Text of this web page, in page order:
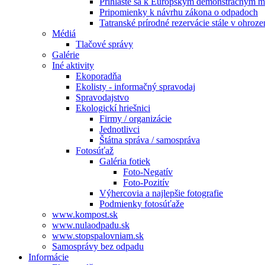
Pripomienky k návrhu zákona o odpadoch
Tatranské prírodné rezervácie stále v
Médiá
Tlačové správy
Galérie
Iné aktivity
Ekoporadňa
Ekolisty - informačný spravodaj
Spravodajstvo
Ekologickí hriešnici
Firmy / organizácie
Jednotlivci
Štátna správa / samospráva
Fotosúťaž
Galéria fotiek
Foto-Negatív
Foto-Pozitív
Výhercovia a najlepšie fotografie
Podmienky fotosúťaže
www.kompost.sk
www.nulaodpadu.sk
www.stopspalovniam.sk
Samosprávy bez odpadu
Informácie